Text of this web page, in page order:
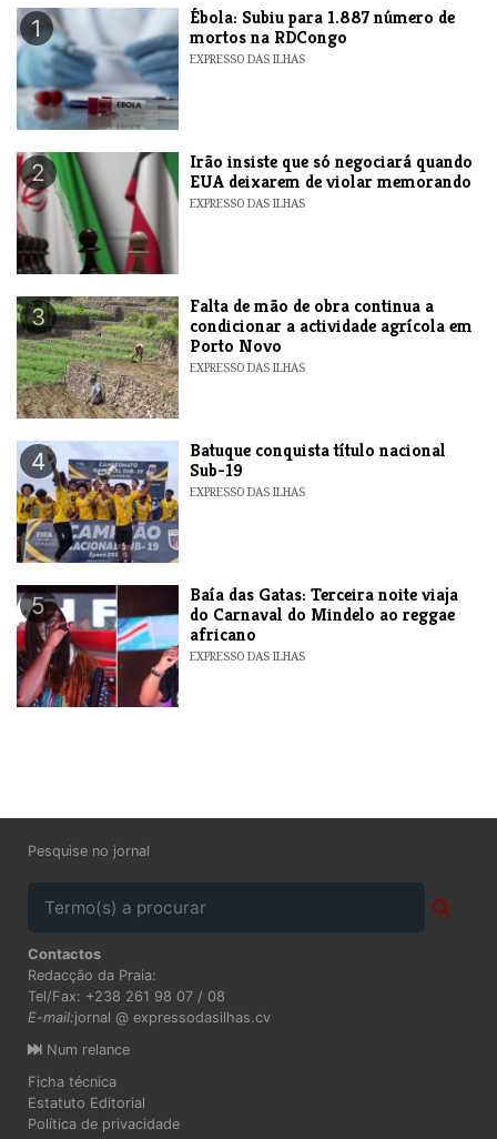
1
​Ébola: Subiu para 1.887 número de
mortos na RDCongo
EXPRESSO DAS ILHAS
2
​Irão insiste que só negociará quando
EUA deixarem de violar memorando
EXPRESSO DAS ILHAS
3
Falta de mão de obra continua a
condicionar a actividade agrícola em
Porto Novo
EXPRESSO DAS ILHAS
4
​Batuque conquista título nacional
Sub-19
EXPRESSO DAS ILHAS
5
Baía das Gatas: Terceira noite viaja
do Carnaval do Mindelo ao reggae
africano
EXPRESSO DAS ILHAS
Pesquise no jornal
Contactos
Redacção da Praia:
Tel/Fax: +238 261 98 07 / 08
E-mail:jornal @ expressodasilhas.cv
Num relance
Ficha técnica
Estatuto Editorial
Política de privacidade